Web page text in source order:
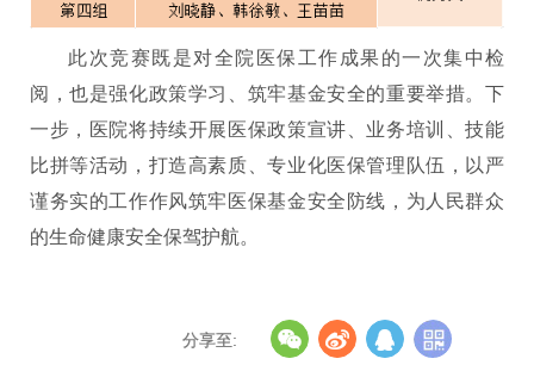
此次竞赛既是对全院医保工作成果的一次集中检
阅，也是强化政策学习、筑牢基金安全的重要举措。下
一步，医院将持续开展医保政策宣讲、业务培训、技能
比拼等活动，打造高素质、专业化医保管理队伍，以严
谨务实的工作作风筑牢医保基金安全防线，为人民群众
的生命健康安全保驾护航。
分享至: